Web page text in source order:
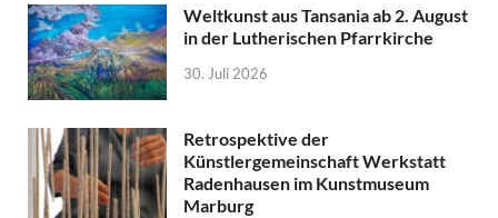
Weltkunst aus Tansania ab 2. August
in der Lutherischen Pfarrkirche
30. Juli 2026
Retrospektive der
Künstlergemeinschaft Werkstatt
Radenhausen im Kunstmuseum
Marburg